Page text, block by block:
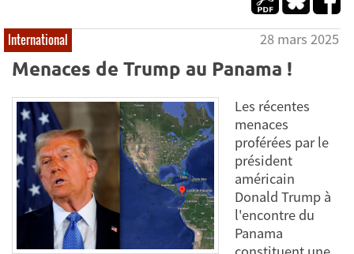
International 28 mars 2025
Menaces de Trump au Panama !
Les récentes
menaces
proférées par le
président
américain
Donald Trump à
l'encontre du
Panama